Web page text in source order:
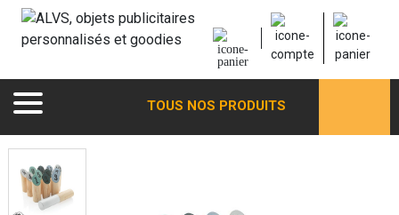
TOUS NOS PRODUITS